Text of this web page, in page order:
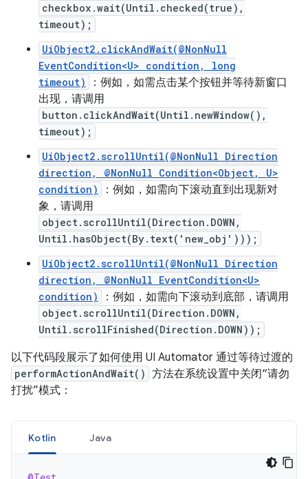
checkbox.wait(Until.checked(true),
timeout);
UiObject2.clickAndWait(@NonNull
EventCondition<U> condition, long
timeout)
：例如，如需点击某个按钮并等待新窗口
出现，请调用
button.clickAndWait(Until.newWindow(),
timeout);
UiObject2.scrollUntil(@NonNull Direction
direction, @NonNull Condition<Object, U>
condition)
：例如，如需向下滚动直到出现新对
象，请调用
object.scrollUntil(Direction.DOWN,
Until.hasObject(By.text('new_obj')));
UiObject2.scrollUntil(@NonNull Direction
direction, @NonNull EventCondition<U>
condition)
：例如，如需向下滚动到底部，请调用
object.scrollUntil(Direction.DOWN,
Until.scrollFinished(Direction.DOWN));
以下代码段展示了如何使用 UI Automator 通过等待过渡的
performActionAndWait() 方法在系统设置中关闭“请勿
打扰”模式：
Kotlin Java